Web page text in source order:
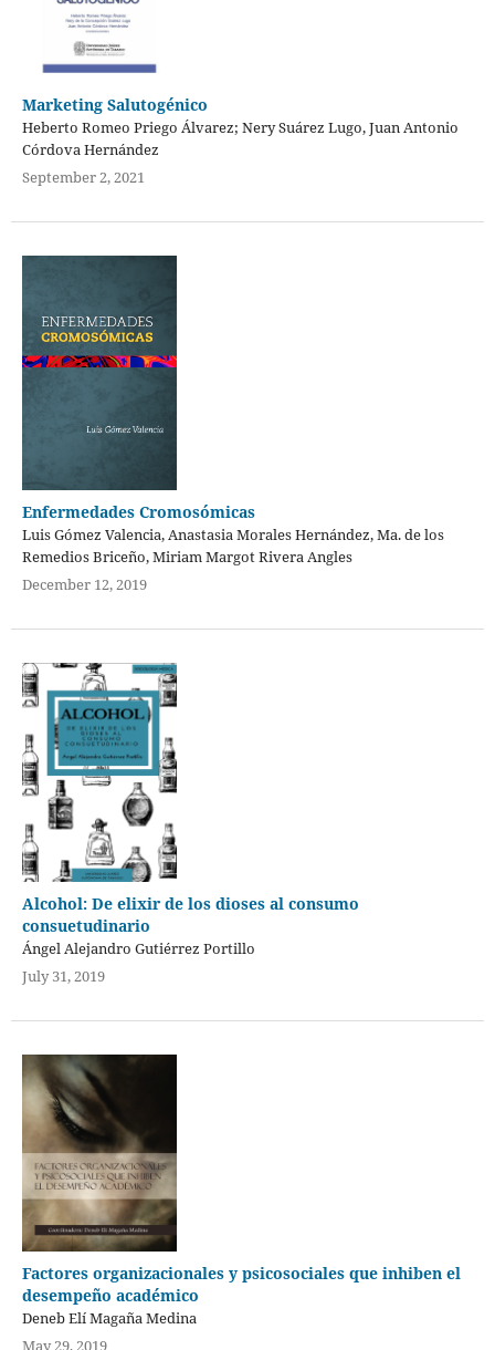
Marketing Salutogénico
Heberto Romeo Priego Álvarez; Nery Suárez Lugo, Juan Antonio
Córdova Hernández
September 2, 2021
Enfermedades Cromosómicas
Luis Gómez Valencia, Anastasia Morales Hernández, Ma. de los
Remedios Briceño, Miriam Margot Rivera Angles
December 12, 2019
Alcohol: De elixir de los dioses al consumo
consuetudinario
Ángel Alejandro Gutiérrez Portillo
July 31, 2019
Factores organizacionales y psicosociales que inhiben el
desempeño académico
Deneb Elí Magaña Medina
May 29, 2019